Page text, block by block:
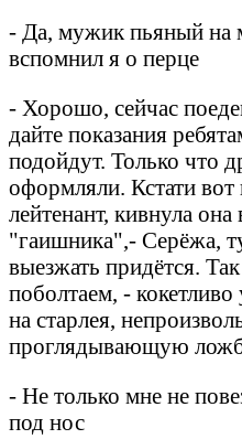
- Да, мужик пьяный на
вспомнил я о перце
- Хорошо, сейчас
дайте показания
подойдут. Только что
оформляли. Кстати
лейтенант, кивнула
"гаишника",- Серёжа,
выезжать придётся.
поболтаем, -
на старлея,
проглядывающую
- Не только мне не
под нос